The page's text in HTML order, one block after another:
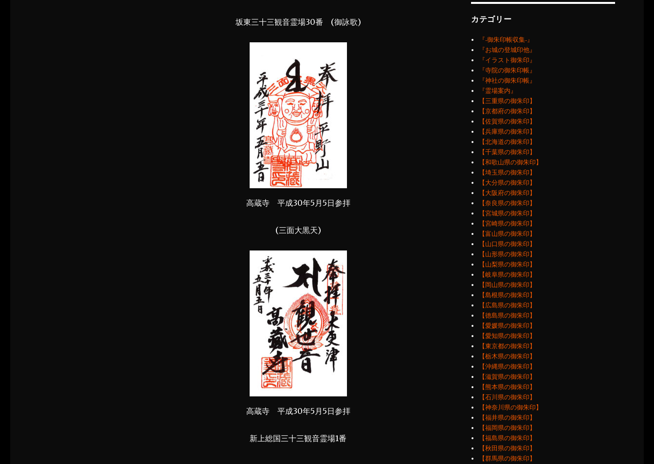
坂東三十三観音霊場30番 (御詠歌)
高蔵寺 平成30年5月5日参拝
(三面大黒天)
高蔵寺 平成30年5月5日参拝
新上総国三十三観音霊場1番
カテゴリー
『‐御朱印帳収集‐』
『お城の登城印他』
『イラスト御朱印』
『寺院の御朱印帳』
『神社の御朱印帳』
『霊場案内』
【三重県の御朱印】
【京都府の御朱印】
【佐賀県の御朱印】
【兵庫県の御朱印】
【北海道の御朱印】
【千葉県の御朱印】
【和歌山県の御朱印】
【埼玉県の御朱印】
【大分県の御朱印】
【大阪府の御朱印】
【奈良県の御朱印】
【宮城県の御朱印】
【宮崎県の御朱印】
【富山県の御朱印】
【山口県の御朱印】
【山形県の御朱印】
【山梨県の御朱印】
【岐阜県の御朱印】
【岡山県の御朱印】
【島根県の御朱印】
【広島県の御朱印】
【徳島県の御朱印】
【愛媛県の御朱印】
【愛知県の御朱印】
【東京都の御朱印】
【栃木県の御朱印】
【沖縄県の御朱印】
【滋賀県の御朱印】
【熊本県の御朱印】
【石川県の御朱印】
【神奈川県の御朱印】
【福井県の御朱印】
【福岡県の御朱印】
【福島県の御朱印】
【秋田県の御朱印】
【群馬県の御朱印】